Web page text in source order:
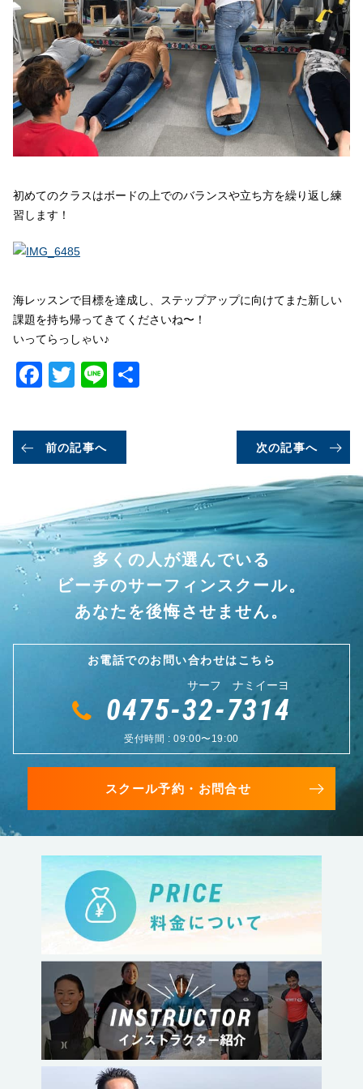
初めてのクラスはボードの上でのバランスや立ち方を繰り返し練
習します！
海レッスンで目標を達成し、ステップアップに向けてまた新しい
課題を持ち帰ってきてくださいね〜！
いってらっしゃい♪
Facebook
Twitter
Line
前の記事へ 次の記事へ
多くの人が選んでいる
ビーチのサーフィンスクール。
あなたを後悔させません。
お電話でのお問い合わせはこちら
サーフ ナミイーヨ
0475-32-7314
受付時間 : 09:00〜19:00
スクール予約・お問合せ